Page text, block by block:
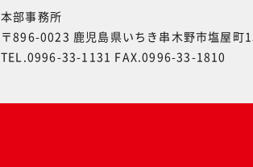
本部事務所
〒896-0023 鹿児島県いちき串木野市塩屋町
TEL.0996-33-1131 FAX.0996-33-1810